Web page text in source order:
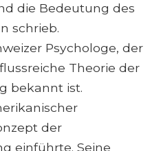
die Bedeutung des
schrieb.
Psychologe, der
Theorie der
bekannt ist.
der
einführte. Seine